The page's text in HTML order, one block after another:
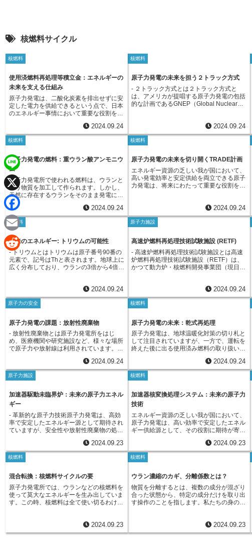
核燃料サイクル
核燃料
使用済燃料再処理等積立金：エネルギーの
未来を支える仕組み
原子力発電は、二酸化炭素を排出せずに安
定した電力を供給できるという点で、日本
のエネルギー事情において重要な役割を担
発電に伴い使用済燃料が発生します。この
使用済燃料には、放射性物質が含まれてお
り、適切な処理が必要となります。 使用
きるウランやプルトニウムが含まれてお
り、資源の有効活用と放射性廃棄物の減容
化の観点から、再処理を行うことが我が国
の核燃料サイクル政策の基本となっていま
す。再処理とは、使用済燃料からウランと
プルトニウムを分離・回収し、再び原子炉
の燃料として利用できるようにする技術で
す。こうして資源を循環利用することで、
ウラン資源の有効活用と放射性廃棄物の発
生量抑制を同時に実現できます。分離され
たウランとプルトニウムは、プルサーマル
発電と呼ばれる発電方法で再びエネルギー
として利用されます。 プルサーマル発電
は、ウラン燃料のみを使用する従来の原子
力発電と比較して、天然ウランの使用量を
抑制し、放射性廃棄物の発生量を低減でき
処理は、資源の有効活用と環境負荷低減の
観点から重要な技術です。しかし、再処理
には高度な技術と費用がかかるため、今後
の技術開発や国際協力が不可欠です。さら
性廃棄物の最終処分についても、国民の理
解と協力が求められています。
2024.09.24
核燃料
原子力発電の未来を担う２トラック方式
- ２トラック方式とは２トラック方式と
は、アメリカが提唱する原子力発電の包括
的な計画であるGNEP（Global Nuclear
す。これは、原子力発電を持続可能なエネ
ルギー源として確立し、同時に、放射性廃
棄物の問題を根本的に解決することを目指
的な視点と長期的な視点を組み合わせた段
階的なアプローチを採用している点にあり
ます。まず、短期的な視点としては、現在
主流であるウランを燃料とする原子力発電
技術を改良し、より効率的に利用すること
の原子炉よりもウランの利用効率を高めた
新型炉の開発や、運転済燃料を再処理して
燃料として再利用する技術の確立などが挙
は、高速炉と閉じた燃料サイクル技術の開
よりも資源量の豊富なプルトニウムを燃料
として利用できるため、エネルギー資源の
枯渇問題を解決する可能性を秘めていま
いることで、放射性廃棄物の発生量を大幅
に減らし、最終的な処分量を最小限に抑え
ることが期待されています。このように、
２トラック方式は、既存技術の改良と革新
子力発電の抱える問題を解決し、次世代の
エネルギー源としての地位を確立しようと
する、意欲的な戦略といえます。
2024.09.24
核燃料
原子力発電の燃料：重ウラン酸アンモニウ
ム
原子力発電所で使われる燃料は、ウランと
いう物質を加工して作られます。しかし、
天然に存在するウランをそのまま発電に使
うことはできません。それは、ウランの中
に核分裂を起こしやすいウラン235という
種類がごくわずかしか含まれていないため
です。発電に適したウランを作るには、こ
のウラン235の割合を高める作業が必要で
す。これを「ウラン濃縮」と呼びます。ウ
ラン濃縮では、まず天然ウランを六フッ化
ウランという物質に変えます。そして、遠
心分離機と呼ばれる装置を使って、軽いウ
ラン235を含む六フッ化ウランだけを集め
ます。こうして濃縮されたウランは、原子
炉で使えるように、さらに別の形に加工さ
れます。濃縮された六フッ化ウランから、
最終的に原子炉で使う燃料となる二酸化ウ
呼びます。この再転換を経て、小さな円柱
状に焼き固められた二酸化ウランのペレッ
トは、原子力発電所の燃料として使われる
のです。
2024.09.24
核燃料
原子力発電の未来を切り開くTRADE計画
エネルギー資源の乏しい我が国において、
高い発電効率と安定供給を両立できる原子
力発電は、将来にわたって重要な役割を担
う課題を抱えています。放射性廃棄物は、
その有害性のために厳重な管理と長期にわ
たる保管が必要とされ、そのことが原子力
います。こうした課題を克服し、原子力発
電をより安全で持続可能なエネルギー源と
するために、世界中で様々な研究開発が進
められています。中でも注目されている技
術の一つが、加速器駆動核変換システム
ることで中性子を発生させ、その中性子を
使って原子炉から排出される高レベル放射
性廃棄物に含まれるマイナーアクチノイド
の核種あるいは安定核種に変換する技術で
す。この技術によって、放射性廃棄物の量
を大幅に減らし、保管期間を短縮すること
が期待されています。アメリカで進められ
てきたTRADE計画は、このADSの実現に
向けた重要な研究計画の一つです。
TRADE計画では、大強度の陽子加速器と
鉛ビスマス冷却炉を組み合わせたADSの実
験炉を建設し、マイナーアクチノイドの核
TRADE計画は2000年代初頭に開始され、
概念設計や要素技術の開発が進められまし
たが、資金的な問題などから2011年に計
画は中止となりました。しかし、TRADE
計画で得られた研究成果は、その後のADS
研究開発に大きく貢献しています。現在、
世界各国でADSの研究開発が進められてお
り、日本でも、高エネルギー加速器研究機
構(KEK)などで、ADSの実現に向けた研究
が行われています。
2024.09.24
核燃料
未来のエネルギー: トリウムの可能性
- トリウムとはトリウムは原子番号90番の
元素で、記号はThと表されます。地球上に
広く分布しており、ウランの3倍から4倍も
てエネルギーを生み出すことはできませ
ん。しかし、トリウムにはある特性があり
ます。それは、中性子を吸収すると、ウラ
のウラン233は、ウラン235と同様に核分
裂を起こしてエネルギーを生み出すことが
できるため、トリウムはウラン235の代替
として利用できる可能性を秘めています。
トリウムを燃料とする原子炉は、ウランを
燃料とする原子炉と比べて、いくつかの利
点があるとされています。まず、トリウム
はウランよりも埋蔵量が多いため、資源の
枯渇を心配する必要が少なくなります。ま
ウムの生成量がウラン燃料サイクルに比べ
て大幅に少なく、核拡散の懸念が低いとい
原子炉は、炉心の温度が低く、メルトダウ
ンのリスクが低いという利点も期待されて
います。これらの利点から、トリウムは次
世代の原子力エネルギー源として注目され
ています。しかしながら、トリウム原子炉
の実用化には、まだいくつかの技術的な課
題が残されています。例えば、トリウム燃
理方法や、トリウム原子炉の運転経験の蓄
積などが挙げられます。これらの課題を解
決することで、トリウムは将来のエネルギ
ー問題解決に大きく貢献することが期待さ
れています。
2024.09.24
原子力施設
高速炉燃料再処理技術試験施設 (RETF)
- 高速炉燃料再処理技術試験施設とは高速
炉燃料再処理技術試験施設（RETF）は、
かつて動力炉・核燃料開発事業団（現日本
して期待される高速増殖炉の燃料サイクル
を実現するために不可欠な、使用済み燃料
の再処理技術開発を目的として建設されま
用できる夢の原子炉として知られています
が、その燃料サイクルには、使用済み燃料
からプルトニウムとウランを分離回収し、
再び燃料として利用する再処理技術が欠か
せません。RETFは、実際に高速炉で使用
された燃料を用いた湿式法（Purex法）と
呼ばれる技術を用いた再処理試験を実施す
るために、1998年から2004年にかけて運
転されました。この施設では、運転期間中
理を行い、プルトニウムとウランを分離回
収することに成功しました。そして、これ
の高度化に大きく貢献することとなりま
す。現在、RETFは運転を終了しています
が、そこで得られた貴重なデータや知見
は、将来の高速炉開発に向けて、今もなお
2024.09.24
原子力の安全
原子力発電の課題：放射性廃棄物
- 放射性廃棄物とは原子力発電所をはじ
め、医療機関や研究施設など、様々な場所
で原子力や放射線は利用されています。原
作り出すなど、多くの恩恵をもたらす一方
で、その利用過程において、放射性物質を
含む廃棄物が必ず発生します。これを放射
射能の強さや種類、性質などによって分類
され、それぞれに適した方法で管理するこ
とが重要です。例えば、使用済み核燃料の
ように、極めて高い放射能を持ち、長期間
にわたって熱と放射線を出し続けるもの
は、厳重な管理体制のもとで保管する必要
があります。一方、病院で使用される注射
針やガーゼなど、比較的放射能レベルが低
いものは、保管期間後に一般の廃棄物と同
様に処理することができます。放射性廃棄
ものであり、その適切な管理は、原子力利
用における最も重要な課題の一つと言える
でしょう。そのため、国や電力会社は、安
全かつ確実に放射性廃棄物を処分するため
の技術開発や施設整備に取り組んでいま
放射性廃棄物の問題は、私たち一人ひとり
が真剣に向き合い、理解を深めていく必要
があると言えるでしょう。
2024.09.24
核燃料
原子力発電の未来：乾式再処理
原子力発電は、地球温暖化対策の切り札と
して注目されていますが、一方で、運転を
終えた後に出る使用済み燃料の取り扱い
います。使用済み燃料には、まだ発電に使
用できるウランやプルトニウムが多く含ま
れています。しかし、同時に放射性物質も
響を最小限に抑えるために、適切な処理が
求められます。この使用済み燃料に含まれ
る資源を有効活用し、最終的に処分する量
を減らすことを目指した技術が、「乾式再
処理」です。従来の再処理技術とは異な
り、乾式再処理は、水を使用せずに高温の
溶融塩などを用いることで、より安全かつ
効率的にウランやプルトニウムを抽出する
ことができます。さらに、この技術によっ
て、長寿命の放射性廃棄物の発生量を抑え
は、まだ開発段階ではありますが、実用化
されれば、資源の有効利用と放射性廃棄物
の低減という二つの側面から、原子力発電
の持続可能性を高める可能性を秘めていま
す。将来的には、この技術がさらに進歩
することが期待されています。
2024.09.24
原子力施設
加速器駆動未臨界炉：未来の原子力エネル
ギー
- 革新的な原子力技術原子力発電は、高効
率で安定したエネルギー源として期待され
ていますが、安全性や放射性廃棄物の処理
うした中、従来の原子炉とは異なる新しい
仕組みを持つ「加速器駆動未臨界炉
（ADS）」が注目を集めています。ADS
状態にせず、常に未臨界状態に保つ点が大
きな特徴です。従来の原子炉では、核分裂
反応が連鎖的に起きる臨界状態を維持する
ことで熱エネルギーを生み出しています。
一方、ADSでは加速器と呼ばれる装置を用
衝突させます。この衝突によって発生する
中性子を核燃料に照射することで核分裂反
応を起こし、熱エネルギーを取り出しま
2024.09.23
核燃料
加速器核変換処理システム：未来の原子力
技術
エネルギー資源の乏しい我が国において、
原子力発電は、高い効率で安定したエネル
ギー供給源として、その役割に期待が寄せ
には、運転に伴い発生する高レベル放射性
廃棄物の処理という課題が残されているこ
とも事実です。この高レベル放射性廃棄物
健康や環境への影響を最小限に抑えるべ
く、厳重な管理の下で長期にわたり保管す
る必要があります。この課題を解決する技
術として、近年注目を集めているのが加速
器核変換処理システムです。この革新的な
メカニズムを用いて核反応を制御します。
具体的には、加速器と呼ばれる装置を用い
て原子核を光速に近い速度まで加速し、標
2024.09.23
核燃料
混合転換：核燃料サイクルの要
原子力発電所では、ウランなどの核燃料を
使って莫大なエネルギーを生み出していま
す。この時、核燃料は全て使い切るわけで
も残っているのです。この使用後も資源を
含む燃料のことを「使用済み核燃料」と呼
2024.09.23
核燃料
ウラン濃縮のカギ、分離係数とは？
物質を分離するとは、複数の成分が混ざり
合った状態から、特定の成分だけを取り出
す操作のことを指します。私たちの身の回
分離の例が存在します。原子力分野におい
ても、この分離という操作は非常に重要な
2024.09.23
L
n
e
X
F
a
c
o
E
m
R
d